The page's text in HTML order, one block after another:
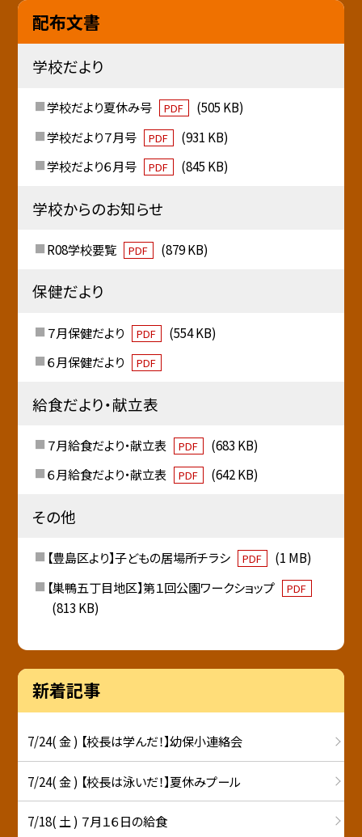
配布文書
学校だより
学校だより夏休み号 PDF
(505 KB)
学校だより７月号
PDF
(931 KB)
学校だより６月号
PDF (845 KB)
学校からのお知らせ
R08学校要覧 PDF (879 KB)
保健だより
７月保健だより PDF
(554 KB)
６月保健だより
PDF
給食だより・献立表
７月給食だより・献立表 PDF
(683 KB)
６月給食だより・献立表
PDF (642 KB)
その他
【豊島区より】子どもの居場所チラシ PDF
(1 MB)
【巣鴨五丁目地区】第１回公園ワークショップ
PDF
(813 KB)
新着記事
7/24( 金 ) 【校長は学んだ！】幼保小連絡会
7/24( 金 ) 【校長は泳いだ！】夏休みプール
7/18( 土 ) ７月１６日の給食